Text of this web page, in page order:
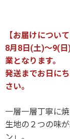
【お届けについて
8月8日(土)～9(
業となります。
発送までお日に
さい。
一層一層丁寧に
生地の２つの味